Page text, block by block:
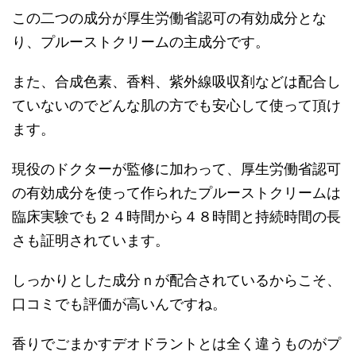
この二つの成分が厚生労働省認可の有効成分とな
り、プルーストクリームの主成分です。
また、合成色素、香料、紫外線吸収剤などは配合し
ていないのでどんな肌の方でも安心して使って頂け
ます。
現役のドクターが監修に加わって、厚生労働省認可
の有効成分を使って作られたプルーストクリームは
臨床実験でも２４時間から４８時間と持続時間の長
さも証明されています。
しっかりとした成分ｎが配合されているからこそ、
口コミでも評価が高いんですね。
香りでごまかすデオドラントとは全く違うものがプ